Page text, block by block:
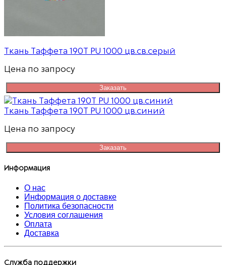
Ткань Таффета 190T PU 1000 цв.св.серый
Цена по запросу
Заказать
Ткань Таффета 190T PU 1000 цв.синий
Цена по запросу
Заказать
Информация
О нас
Информация о доставке
Политика безопасности
Условия соглашения
Оплата
Доставка
Служба поддержки